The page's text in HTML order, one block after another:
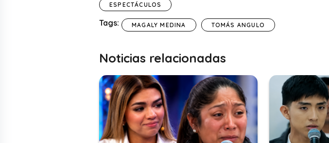
ESPECTÁCULOS
Tags: MAGALY MEDINA TOMÁS ANGULO
Noticias relacionadas